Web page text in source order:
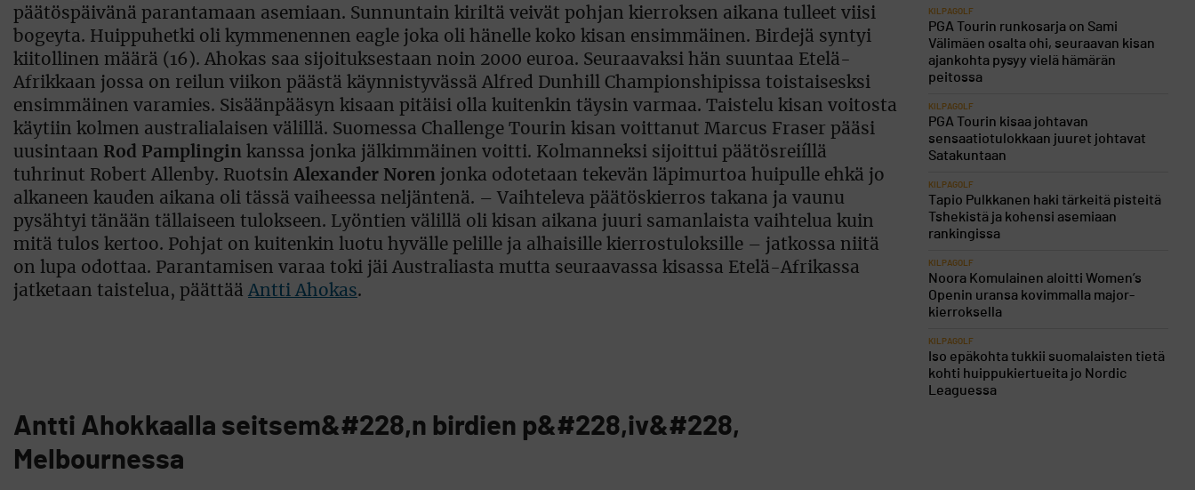
päätöspäivänä parantamaan asemiaan. Sunnuntain kiriltä veivät pohjan kierroksen aikana tulleet viisi
bogeyta. Huippuhetki oli kymmenennen eagle joka oli hänelle koko kisan ensimmäinen. Birdejä syntyi
kiitollinen määrä (16). Ahokas saa sijoituksestaan noin 2000 euroa. Seuraavaksi hän suuntaa Etelä-
Afrikkaan jossa on reilun viikon päästä käynnistyvässä Alfred Dunhill Championshipissa toistaisesksi
ensimmäinen varamies. Sisäänpääsyn kisaan pitäisi olla kuitenkin täysin varmaa. Taistelu kisan voitosta
käytiin kolmen australialaisen välillä. Suomessa Challenge Tourin kisan voittanut Marcus Fraser pääsi
uusintaan Rod Pamplingin kanssa jonka jälkimmäinen voitti. Kolmanneksi sijoittui päätösreiíllä
tuhrinut Robert Allenby. Ruotsin Alexander Noren jonka odotetaan tekevän läpimurtoa huipulle ehkä jo
alkaneen kauden aikana oli tässä vaiheessa neljäntenä. – Vaihteleva päätöskierros takana ja vaunu
pysähtyi tänään tällaiseen tulokseen. Lyöntien välillä oli kisan aikana juuri samanlaista vaihtelua kuin
mitä tulos kertoo. Pohjat on kuitenkin luotu hyvälle pelille ja alhaisille kierrostuloksille – jatkossa niitä
on lupa odottaa. Parantamisen varaa toki jäi Australiasta mutta seuraavassa kisassa Etelä-Afrikassa
jatketaan taistelua, päättää Antti Ahokas.
Antti Ahokkaalla seitsem&#228,n birdien p&#228,iv&#228,
Melbournessa
KILPAGOLF
PGA Tourin runkosarja on Sami
Välimäen osalta ohi, seuraavan kisan
ajankohta pysyy vielä hämärän
peitossa
KILPAGOLF
PGA Tourin kisaa johtavan
sensaatiotulokkaan juuret johtavat
Satakuntaan
KILPAGOLF
Tapio Pulkkanen haki tärkeitä pisteitä
Tshekistä ja kohensi asemiaan
rankingissa
KILPAGOLF
Noora Komulainen aloitti Women’s
Openin uransa kovimmalla major-
kierroksella
KILPAGOLF
Iso epäkohta tukkii suomalaisten tietä
kohti huippukiertueita jo Nordic
Leaguessa